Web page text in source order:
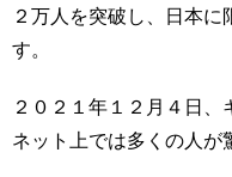
２万人を突破し、日本
す。
２０２１年１２月４日
ネット上では多くの人が